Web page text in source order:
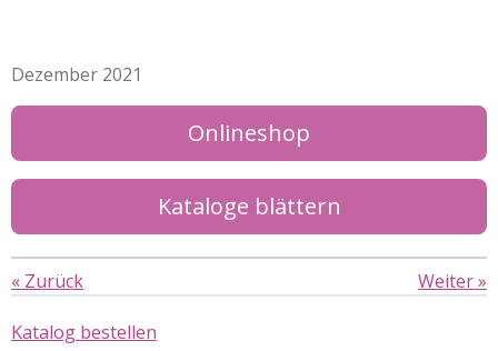
Dezember 2021
Onlineshop
Kataloge blättern
« Zurück Weiter»
Katalog bestellen